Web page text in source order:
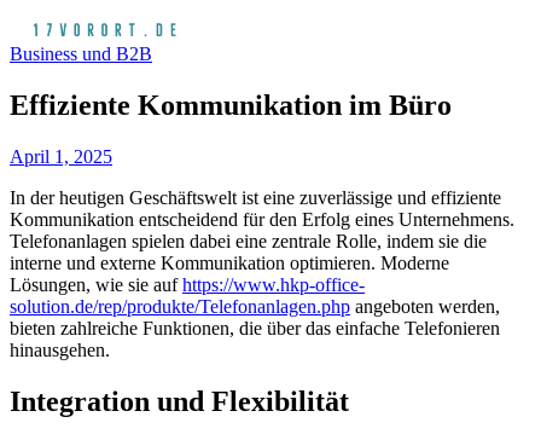
Business und B2B
Effiziente Kommunikation im Büro
April 1, 2025
In der heutigen Geschäftswelt ist eine zuverlässige und effiziente
Kommunikation entscheidend für den Erfolg eines Unternehmens.
Telefonanlagen spielen dabei eine zentrale Rolle, indem sie die
interne und externe Kommunikation optimieren. Moderne
Lösungen, wie sie aufhttps://www.hkp-office-
solution.de/rep/produkte/Telefonanlagen.php angeboten werden,
bieten zahlreiche Funktionen, die über das einfache Telefonieren
hinausgehen.
Integration und Flexibilität